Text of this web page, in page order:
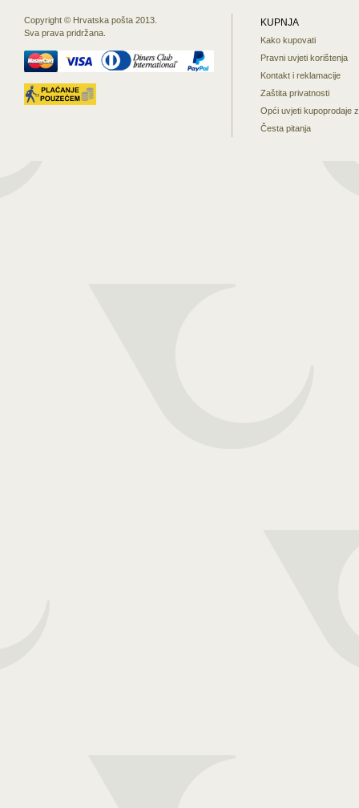
Copyright © Hrvatska pošta 2013.
Sva prava pridržana.
KUPNJA
Kako kupovati
Pravni uvjeti korištenja
Kontakt i reklamacije
Zaštita privatnosti
Opći uvjeti kupoprodaje
Česta pitanja